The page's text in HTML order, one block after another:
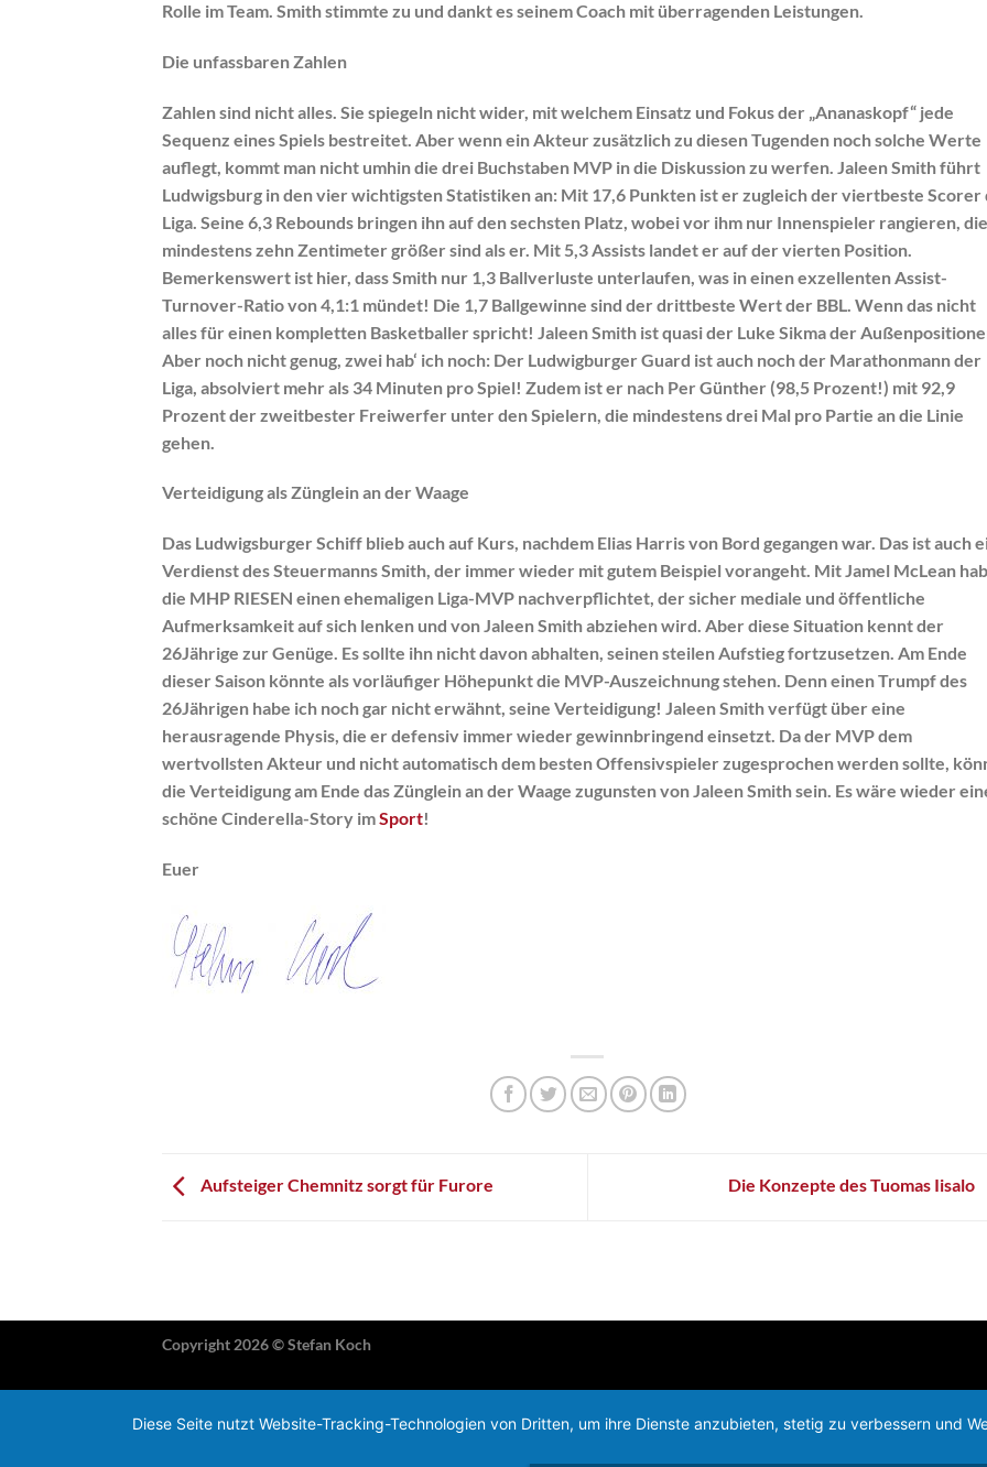
Rolle im Team. Smith stimmte zu und dankt es seinem Coach mit überragenden Leistungen.
Die unfassbaren Zahlen
Zahlen sind nicht alles. Sie spiegeln nicht wider, mit welchem Einsatz und Fokus der „Ananaskopf“ jede
Sequenz eines Spiels bestreitet. Aber wenn ein Akteur zusätzlich zu diesen Tugenden noch solche Werte
auflegt, kommt man nicht umhin die drei Buchstaben MVP in die Diskussion zu werfen. Jaleen Smith führt
Ludwigsburg in den vier wichtigsten Statistiken an: Mit 17,6 Punkten ist er zugleich der viertbeste Scorer
Liga. Seine 6,3 Rebounds bringen ihn auf den sechsten Platz, wobei vor ihm nur Innenspieler rangieren, die
mindestens zehn Zentimeter größer sind als er. Mit 5,3 Assists landet er auf der vierten Position.
Bemerkenswert ist hier, dass Smith nur 1,3 Ballverluste unterlaufen, was in einen exzellenten Assist-
Turnover-Ratio von 4,1:1 mündet! Die 1,7 Ballgewinne sind der drittbeste Wert der BBL. Wenn das nicht
alles für einen kompletten Basketballer spricht! Jaleen Smith ist quasi der Luke Sikma der
Aber noch nicht genug, zwei hab‘ ich noch: Der Ludwigburger Guard ist auch noch der Marathonmann der
Liga, absolviert mehr als 34 Minuten pro Spiel! Zudem ist er nach Per Günther (98,5 Prozent!) mit 92,9
Prozent der zweitbester Freiwerfer unter den Spielern, die mindestens drei Mal pro Partie an die Linie
gehen.
Verteidigung als Zünglein an der Waage
Das Ludwigsburger Schiff blieb auch auf Kurs, nachdem Elias Harris von Bord gegangen war. Das ist auch
Verdienst des Steuermanns Smith, der immer wieder mit gutem Beispiel vorangeht. Mit Jamel McLean
die MHP RIESEN einen ehemaligen Liga-MVP nachverpflichtet, der sicher mediale und öffentliche
Aufmerksamkeit auf sich lenken und von Jaleen Smith abziehen wird. Aber diese Situation kennt der
26Jährige zur Genüge. Es sollte ihn nicht davon abhalten, seinen steilen Aufstieg fortzusetzen. Am Ende
dieser Saison könnte als vorläufiger Höhepunkt die MVP-Auszeichnung stehen. Denn einen Trumpf des
26Jährigen habe ich noch gar nicht erwähnt, seine Verteidigung! Jaleen Smith verfügt über eine
herausragende Physis, die er defensiv immer wieder gewinnbringend einsetzt. Da der MVP dem
wertvollsten Akteur und nicht automatisch dem besten Offensivspieler zugesprochen werden sollte,
die Verteidigung am Ende das Zünglein an der Waage zugunsten von Jaleen Smith sein. Es wäre wieder
schöne Cinderella-Story imSport!
Euer
Aufsteiger Chemnitz sorgt für Furore Die Konzepte des Tuomas Iisalo
Copyright 2026 ©Stefan Koch
Diese Seite nutzt Website-Tracking-Technologien von Dritten, um ihre Dienste anzubieten, stetig zu verbessern und